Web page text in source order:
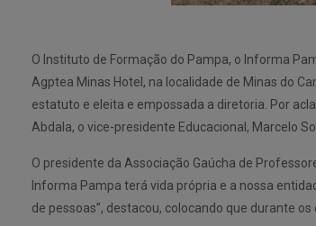
O Instituto de Formação do Pampa, o Informa
Agptea Minas Hotel, na localidade de Minas do
estatuto e eleita e empossada a diretoria. Por
Abdala, o vice-presidente Educacional, Marcelo
O presidente da Associação Gaúcha de
Informa Pampa terá vida própria e a nossa
de pessoas”, destacou, colocando que durante